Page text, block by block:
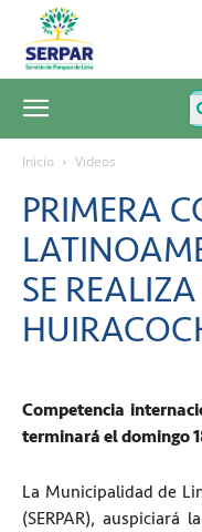
SERPAR
Servicio
de
Parques
Inicio Videos
PRIMERA
SE
Competencia
terminará el domingo
La Municipalidad de
(SERPAR), auspiciará